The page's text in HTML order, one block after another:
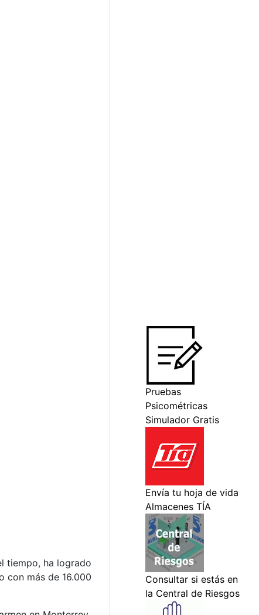
tiempo, ha logrado
con más de 16.000